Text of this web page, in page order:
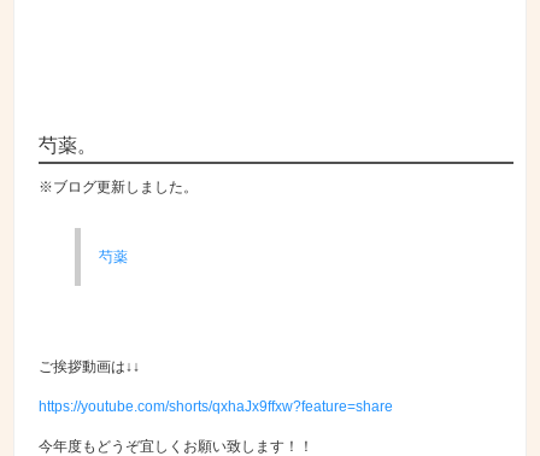
芍薬。
※ブログ更新しました。
芍薬
ご挨拶動画は↓↓
https://youtube.com/shorts/qxhaJx9ffxw?feature=share
今年度もどうぞ宜しくお願い致します！！